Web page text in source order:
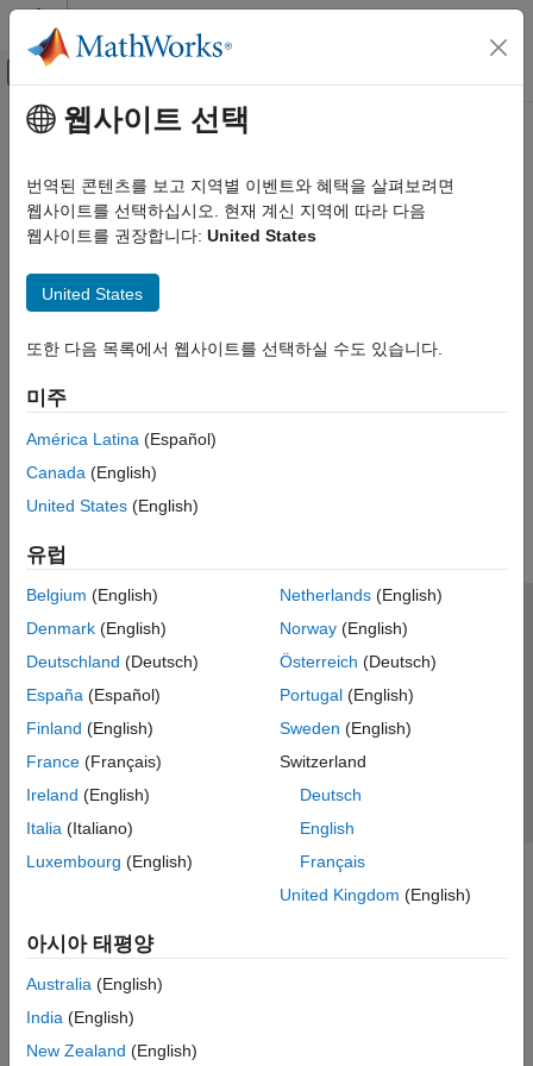
콘텐츠로 바로 가기
오프캔버스 탐색 메뉴 토글
문서 홈
주요 콘텐츠
웹사이트 선택
번역된 콘텐츠를 보고 지역별 이벤트와 혜택을 살펴보려면
웹사이트를 선택하십시오. 현재 계신 지역에 따라 다음
웹사이트를 권장합니다: United States
United States
또한 다음 목록에서 웹사이트를 선택하실 수도 있습니다.
미주
América Latina (Español)
Canada (English)
United States (English)
유럽
Belgium (English)
Denmark (English)
Deutschland (Deutsch)
España (Español)
Finland (English)
France (Français)
Ireland (English)
Italia (Italiano)
Luxembourg (English)
Netherlands(English)
Norway(English)
Österreich (Deutsch)
Portugal(English)
Sweden (English)
Switzerland
Deutsch
English
Français
United Kingdom (English)
아시아 태평양
Australia (English)
India (English)
New Zealand (English)
신뢰 센터 등록 상표 개인정보 취급방침
불법 복제 방지
애플리케이션 상태
© 1994-2026 The MathWorks, Inc.